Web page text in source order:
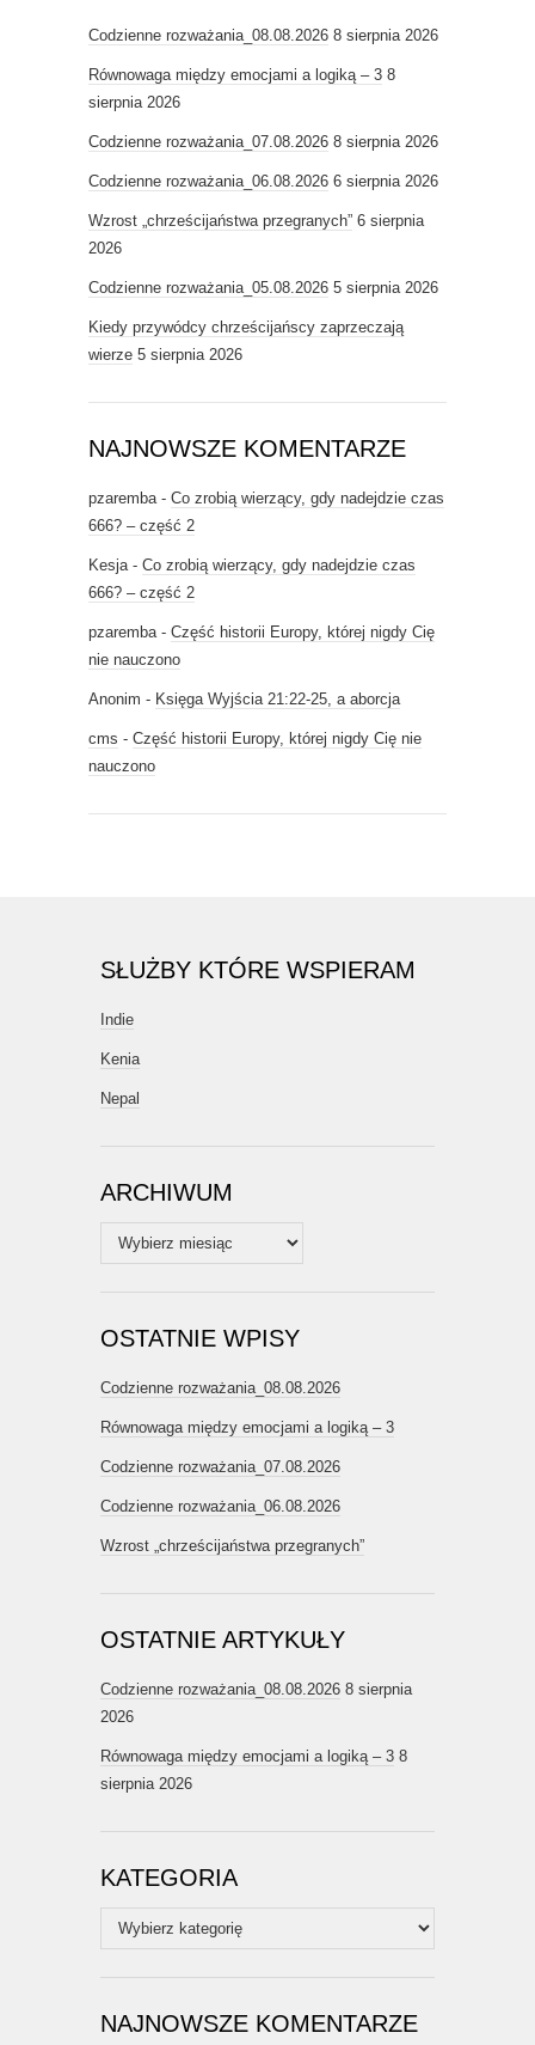
Codzienne rozważania_08.08.2026 8 sierpnia 2026
Równowaga między emocjami a logiką – 3 8
sierpnia 2026
Codzienne rozważania_07.08.2026 8 sierpnia 2026
Codzienne rozważania_06.08.2026 6 sierpnia 2026
Wzrost „chrześcijaństwa przegranych” 6 sierpnia
2026
Codzienne rozważania_05.08.2026 5 sierpnia 2026
Kiedy przywódcy chrześcijańscy zaprzeczają
wierze 5 sierpnia 2026
NAJNOWSZE KOMENTARZE
pzaremba - Co zrobią wierzący, gdy nadejdzie czas
666? – część 2
Kesja - Co zrobią wierzący, gdy nadejdzie czas
666? – część 2
pzaremba - Część historii Europy, której nigdy Cię
nie nauczono
Anonim - Księga Wyjścia 21:22-25, a aborcja
cms - Część historii Europy, której nigdy Cię nie
nauczono
SŁUŻBY KTÓRE WSPIERAM
Indie
Kenia
Nepal
ARCHIWUM
Archiwum
OSTATNIE WPISY
Codzienne rozważania_08.08.2026
Równowaga między emocjami a logiką – 3
Codzienne rozważania_07.08.2026
Codzienne rozważania_06.08.2026
Wzrost „chrześcijaństwa przegranych”
OSTATNIE ARTYKUŁY
Codzienne rozważania_08.08.2026 8 sierpnia
2026
Równowaga między emocjami a logiką – 3 8
sierpnia 2026
KATEGORIA
Kategoria
NAJNOWSZE KOMENTARZE